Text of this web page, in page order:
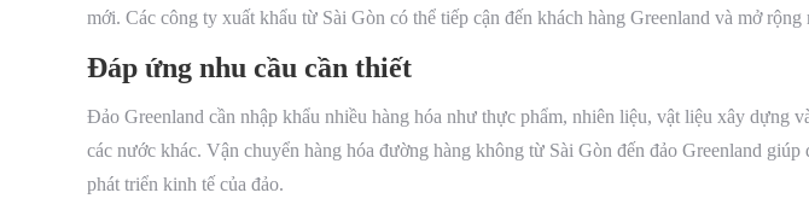
mới. Các công ty xuất khẩu từ Sài Gòn có thể tiếp cận đến khách hàng Greenland và mở
Đáp ứng nhu cầu cần thiết
Đảo Greenland cần nhập khẩu nhiều hàng hóa như thực phẩm, nhiên liệu, vật liệu xây dựng
các nước khác. Vận chuyển hàng hóa đường hàng không từ Sài Gòn đến đảo Greenland giúp
phát triển kinh tế của đảo.